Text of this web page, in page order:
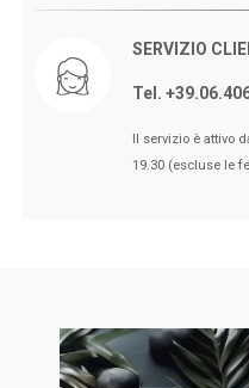
SERVIZIO
Tel.
Il servizio è attivo
19.30 (escluse le
🖤BLACK
Novembre